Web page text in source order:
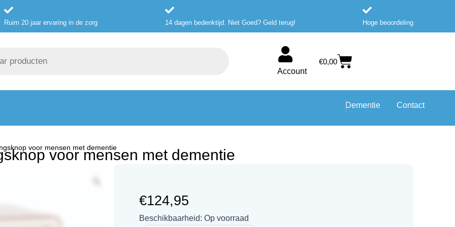
Ruim 20 jaar ervaring in de zorg 14 dagen bedenktijd. Niet Goed? Geld terug! Hoge beoordeling
Account
€0,00Winkelwagen
Dementie Contact
voor mensen met dementie
voor mensen met dementie
€124,95
Beschikbaarheid: Op voorraad
Retro